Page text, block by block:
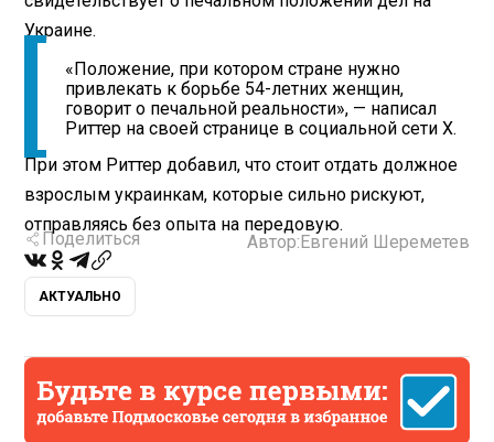
Украине.
«Положение, при котором стране нужно
привлекать к борьбе 54-летних женщин,
говорит о печальной реальности», — написал
Риттер на своей странице в социальной сети X.
При этом Риттер добавил, что стоит отдать должное
взрослым украинкам, которые сильно рискуют,
отправляясь без опыта на передовую.
Поделиться Автор: Евгений Шереметев
АКТУАЛЬНО